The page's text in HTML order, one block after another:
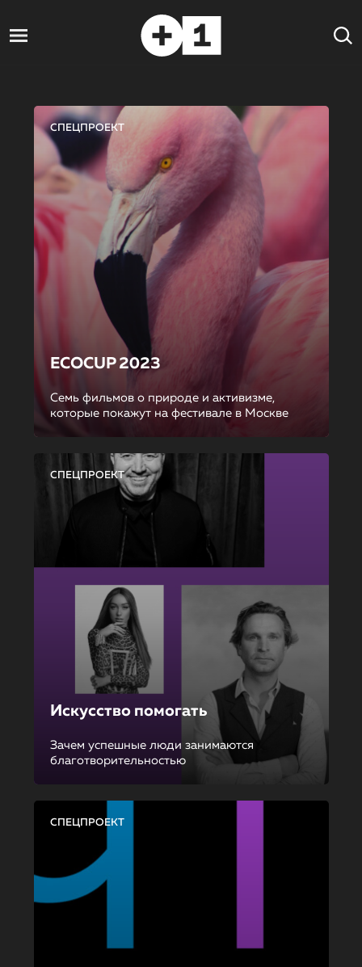
СПЕЦПРОЕКТ
ECOCUP 2023
Семь фильмов о природе и активизме,
которые покажут на фестивале в Москве
СПЕЦПРОЕКТ
Искусство помогать
Зачем успешные люди занимаются
благотворительностью
СПЕЦПРОЕКТ